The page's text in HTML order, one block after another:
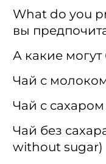
What do you
вы
А какие
Чай с
Чай с
Чай без
without sugar)